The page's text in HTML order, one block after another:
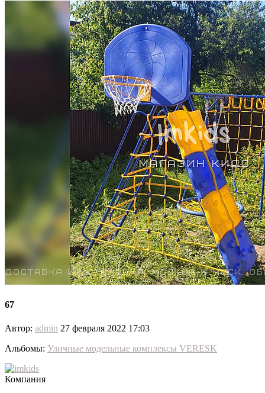
67
Автор: admin 27 февраля 2022 17:03
Альбомы: Уличные модельные комплексы VERESK
Компания